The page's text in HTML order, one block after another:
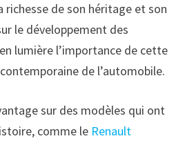
de son héritage et son
le développement des
lumière l’importance de cette
de l’automobile.
sur des modèles qui ont
comme le Renault